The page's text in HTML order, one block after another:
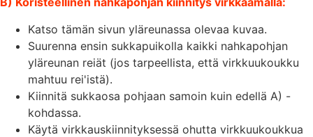
Katso tämän sivun yläreunassa olevaa kuvaa.
Suurenna ensin sukkapuikolla kaikki nahkapohjan
yläreunan reiät (jos tarpeellista, että virkkuukoukku
mahtuu rei'istä).
Kiinnitä sukkaosa pohjaan samoin kuin edellä A) -
kohdassa.
Käytä virkkauskiinnityksessä ohutta virkkuukoukkua